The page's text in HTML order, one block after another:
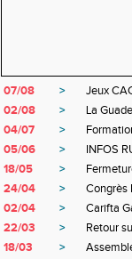
07/08 >
Jeux
02/08
>
La
04/07
>
05/06
>
INFOS
18/05
>
24/04
>
Congrès
02/04
>
Carifta
22/03
>
Retour
18/03
>